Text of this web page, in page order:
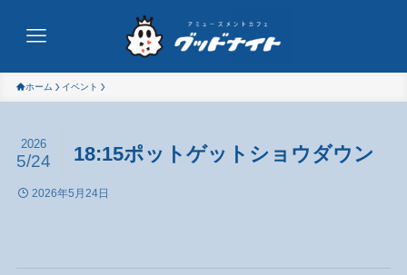
ホーム イベント
18:15ポットゲットショウダウン
2026
5/24
2026年5月24日